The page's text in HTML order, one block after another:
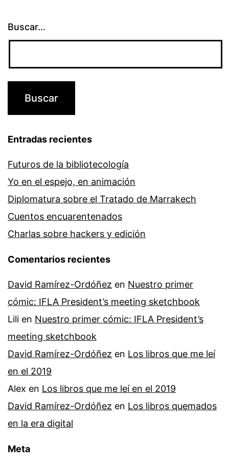
Buscar...
Entradas recientes
Futuros de la bibliotecología
Yo en el espejo, en animación
Diplomatura sobre el Tratado de Marrakech
Cuentos encuarentenados
Charlas sobre hackers y edición
Comentarios recientes
David Ramírez-Ordóñez en Nuestro primer
cómic: IFLA President’s meeting sketchbook
Lili en Nuestro primer cómic: IFLA President’s
meeting sketchbook
David Ramírez-Ordóñez en Los libros que me leí
en el 2019
Alex en Los libros que me leí en el 2019
David Ramírez-Ordóñez en Los libros quemados
en la era digital
Meta